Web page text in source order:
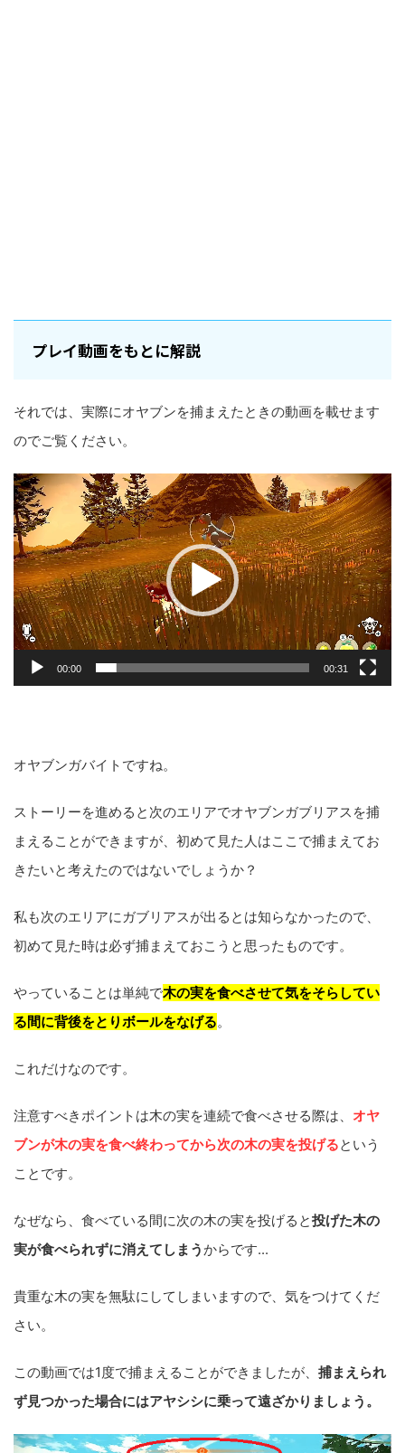
プレイ動画をもとに解説
それでは、実際にオヤブンを捕まえたときの動画を載せます
のでご覧ください。
動
画
プ
レ
ー
ヤ
ー
00:00 00:31
オヤブンガバイトですね。
ストーリーを進めると次のエリアでオヤブンガブリアスを捕
まえることができますが、初めて見た人はここで捕まえてお
きたいと考えたのではないでしょうか？
私も次のエリアにガブリアスが出るとは知らなかったので、
初めて見た時は必ず捕まえておこうと思ったものです。
やっていることは単純で木の実を食べさせて気をそらしてい
る間に背後をとりボールをなげる。
これだけなのです。
注意すべきポイントは木の実を連続で食べさせる際は、 オヤ
ブンが木の実を食べ終わってから次の木の実を投げるという
ことです。
なぜなら、食べている間に次の木の実を投げると投げた木の
実が食べられずに消えてしまうからです...
貴重な木の実を無駄にしてしまいますので、気をつけてくだ
さい。
この動画では1度で捕まえることができましたが、 捕まえられ
ず見つかった場合にはアヤシシに乗って遠ざかりましょう。